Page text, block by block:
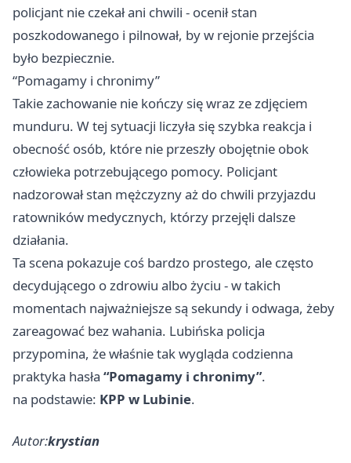
policjant nie czekał ani chwili - ocenił stan
poszkodowanego i pilnował, by w rejonie przejścia
było bezpiecznie.
“Pomagamy i chronimy”
Takie zachowanie nie kończy się wraz ze zdjęciem
munduru. W tej sytuacji liczyła się szybka reakcja i
obecność osób, które nie przeszły obojętnie obok
człowieka potrzebującego pomocy. Policjant
nadzorował stan mężczyzny aż do chwili przyjazdu
ratowników medycznych, którzy przejęli dalsze
działania.
Ta scena pokazuje coś bardzo prostego, ale często
decydującego o zdrowiu albo życiu - w takich
momentach najważniejsze są sekundy i odwaga, żeby
zareagować bez wahania. Lubińska policja
przypomina, że właśnie tak wygląda codzienna
praktyka hasła “Pomagamy i chronimy”.
na podstawie: KPP w Lubinie.
Autor:krystian